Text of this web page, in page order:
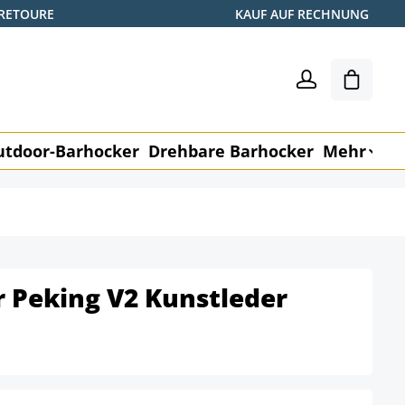
KAUF AUF RECHNUNG
Barhocker Drehbare Barhocker Mehr
V2 Kunstleder